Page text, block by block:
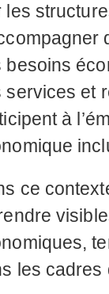
les
besoins
services et
à
ce
les cadres